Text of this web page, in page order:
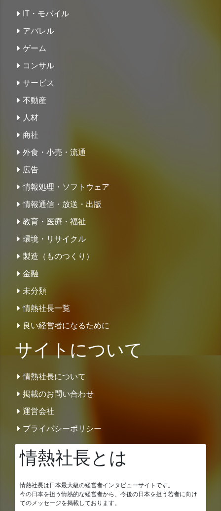
IT・モバイル
アパレル
ゲーム
コンサル
サービス
不動産
人材
商社
外食・小売・流通
広告
情報処理・ソフトウェア
情報通信・放送・出版
教育・医療・福祉
環境・リサイクル
製造（ものつくり）
金融
未分類
情熱社長一覧
良い経営者になるために
サイトについて
情熱社長について
掲載のお問い合わせ
運営会社
プライバシーポリシー
情熱社長とは
情熱社長は日本最大級の経営者インタビューサイトです。
今の日本を担う情熱的な経営者から、今後の日本を担う若者に向け
てのメッセージを掲載しております。